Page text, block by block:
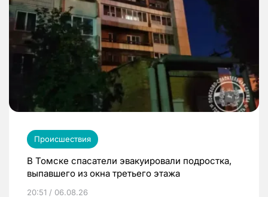
Происшествия
В Томске спасатели эвакуировали подростка,
выпавшего из окна третьего этажа
20:51 / 06.08.26